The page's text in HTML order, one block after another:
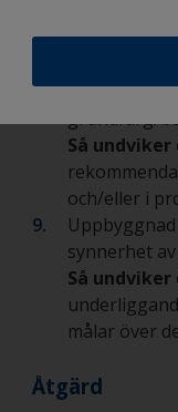
applicering
grundfärg/
Så undviker
och/eller i
synnerhet
Så undviker
målar över
Åtgärd